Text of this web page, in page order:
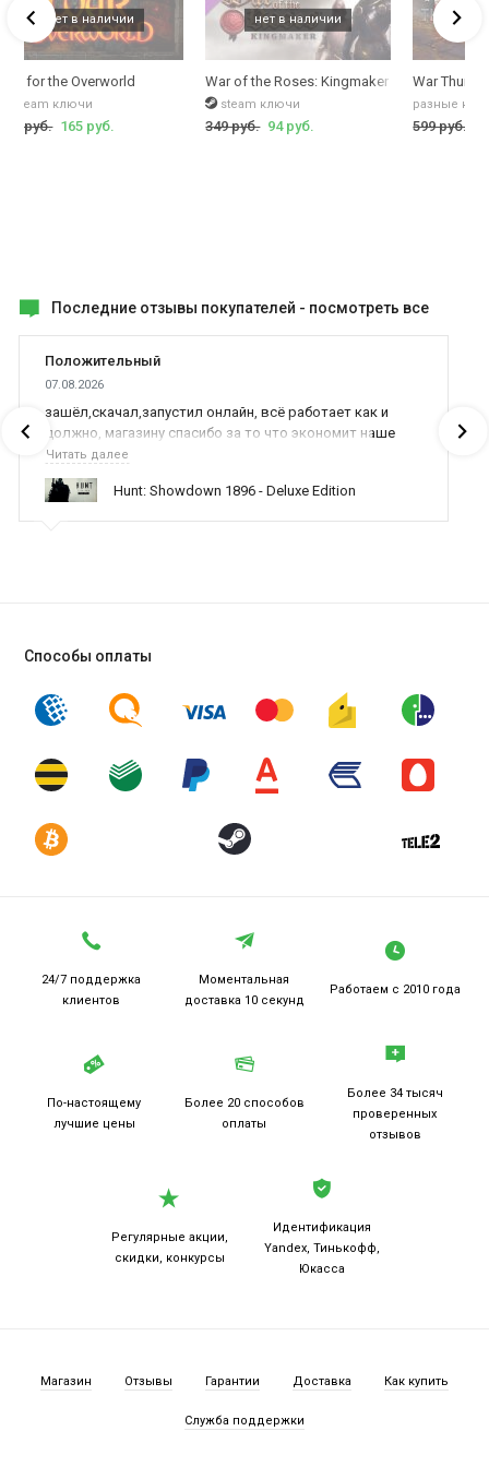
(ранг 2, СССР)
премиума или самолет P-39 K-1 Airacobra+7 дней премиума
for the Overworld
steam ключи
руб. 165 руб.
War of the Roses: Kingmaker
steam ключи
349 руб. 94 руб.
War
разные
599 руб.
Последние отзывы покупателей - посмотреть все
Положительный
07.08.2026
зашёл,скачал,запустил онлайн, всё работает как и
должно, магазину спасибо за то что экономит наше
время,нервы и деньги, ребята вы красава оказываете
поддержку населению и походу из всех только вы и
оказываете помощь
Читать далее
Hunt: Showdown 1896 - Deluxe Edition
Способы оплаты
24/7 поддержка
клиентов
Моментальная
доставка 10 секунд
Работаем с 2010 года
По-настоящему
лучшие цены
Более 20 способов
оплаты
Более 34 тысяч
проверенных
отзывов
Регулярные акции,
скидки, конкурсы
Идентификация
Yandex, Тинькофф,
Юкасса
Магазин Отзывы Гарантии Доставка Как купить
Служба поддержки